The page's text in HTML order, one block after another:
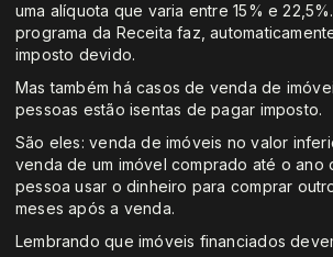
uma alíquota que varia entre 15% e
programa da Receita faz,
imposto devido.
Mas também há casos de venda de
pessoas estão isentas de pagar imposto.
São eles: venda de imóveis no valor
venda de um imóvel comprado até o ano
pessoa usar o dinheiro para comprar
meses após a venda.
Lembrando que imóveis financiados